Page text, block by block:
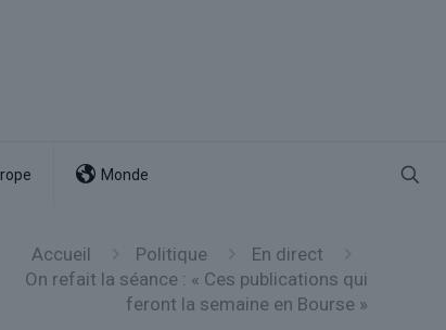
Monde
Accueil Politique
En direct
On refait la séance : « Ces publications qui
feront la semaine en Bourse »